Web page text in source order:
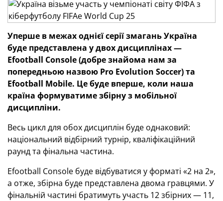
Уперше в межах однієї серії змагань Україна
буде представлена у двох дисциплінах —
Efootball Console (добре знайома нам за
попередньою назвою Pro Evolution Soccer) та
Efootball Mobile. Це буде вперше, коли наша
країна формуватиме збірну з мобільної
дисципліни.
Весь цикл для обох дисциплін буде однаковий:
національний відбірний турнір, кваліфікаційний
раунд та фінальна частина.
Efootball Console буде відбуватися у форматі «2 на 2»,
а отже, збірна буде представлена двома гравцями. У
фінальній частині братимуть участь 12 збірних — 11,